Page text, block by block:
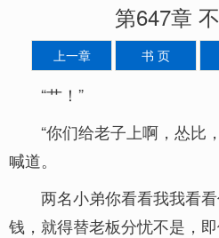
第647章
上一章 书 页
“艹！”
“你们给老子上啊，怂比
喊道。
两名小弟你看看我我看
钱，就得替老板分忧不是，